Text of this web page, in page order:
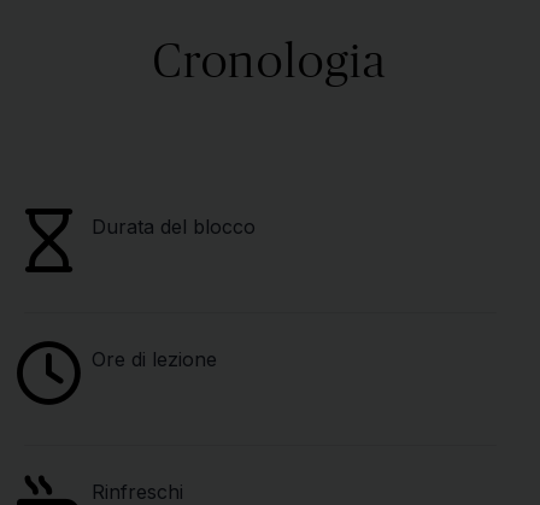
Cronologia
Durata del blocco
Ore di lezione
Rinfreschi